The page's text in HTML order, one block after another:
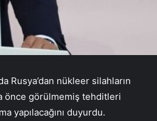
Rusya’dan nükleer silahların
önce görülmemiş tehditleri
yapılacağını duyurdu.